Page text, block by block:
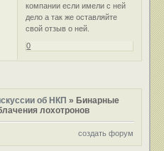
компании если имели с ней
дело а так же оставляйте
свой отзыв о ней.
0
об НКП » Бинарные
лохотронов
создать форум